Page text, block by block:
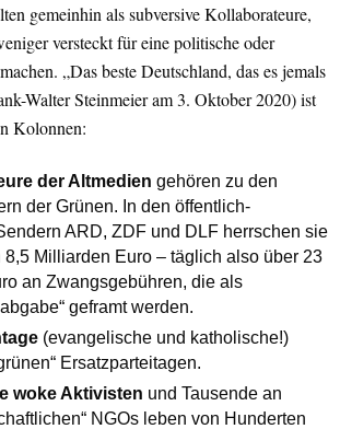
gemeinhin als subversive Kollaborateure,
versteckt für eine politische oder
„Das beste Deutschland, das es jemals
Walter Steinmeier am 3. Oktober 2020) ist
Kolonnen:
der Altmedien gehören zu den
der Grünen. In den öffentlich-
ARD, ZDF und DLF herrschen sie
8,5 Milliarden Euro – täglich also über 23
an Zwangsgebühren, die als
geframt werden.
(evangelische und katholische!)
Ersatzparteitagen.
woke Aktivisten und Tausende an
NGOs leben von Hunderten